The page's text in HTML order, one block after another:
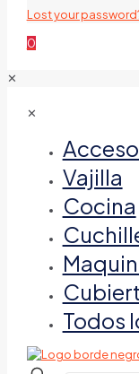
Lost your
0
✕
✕
Vajilla
Cocina
Todos